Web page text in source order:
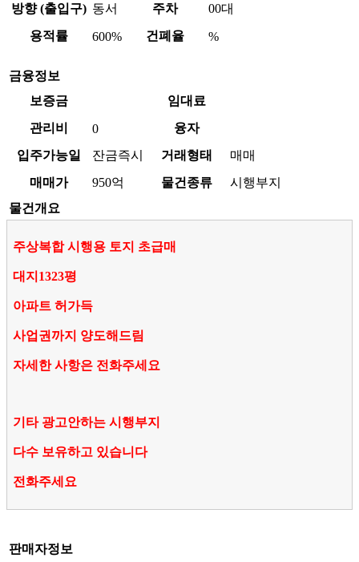
방향 (출입구) 동서 주차
00대
용적률
600% 건폐율 %
금융정보
보증금
임대료
관리비
0
융자
입주가능일
잔금즉시 거래형태
매매
매매가
950억 물건종류
시행부지
물건개요
주상복합 시행용 토지 초급매
대지1323평
아파트 허가득
사업권까지 양도해드림
자세한 사항은 전화주세요
기타 광고안하는 시행부지
다수 보유하고 있습니다
전화주세요
판매자정보